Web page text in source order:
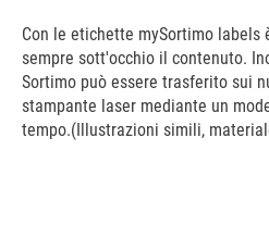
Con le etichette mySortimo labels
sempre sott'occhio il contenuto.
Sortimo può essere trasferito sui
stampante laser mediante un
tempo.(Illustrazioni simili,